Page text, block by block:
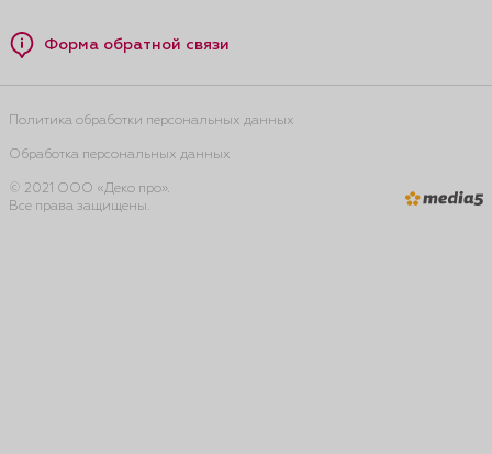
Форма обратной связи
Политика обработки персональных данных
Обработка персональных данных
© 2021 ООО «Деко про».
Все права защищены.